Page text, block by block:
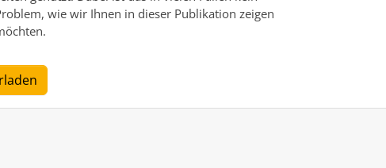
wie wir Ihnen in dieser Publikation zeigen